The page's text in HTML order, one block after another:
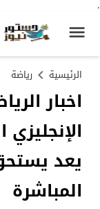
.
الرئيسية رياضة
اخبار
يعد
المباشرة